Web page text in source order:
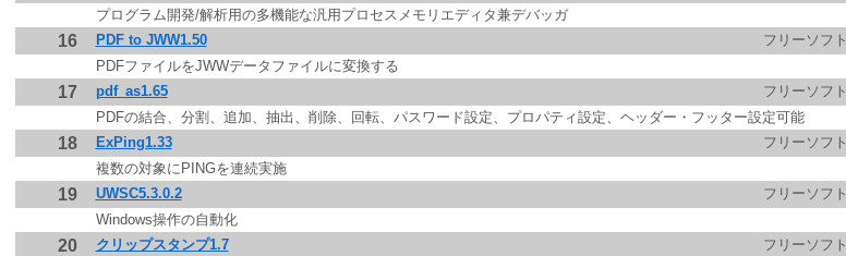
プログラム開発/解析用の多機能な汎用プロセスメモリエディタ兼デバッガ
16 PDF to JWW1.50 フリーソフト
PDFファイルをJWWデータファイルに変換する
17 pdf_as1.65 フリーソフト
PDFの結合、分割、追加、抽出、削除、回転、パスワード設定、プロパティ設定、ヘッダー・フッター設定可能
18 ExPing1.33 フリーソフト
複数の対象にPINGを連続実施
19 UWSC5.3.0.2 フリーソフト
Windows操作の自動化
20 クリップスタンプ1.7 フリーソフト